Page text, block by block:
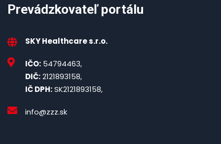
Prevádzkovateľ portálu
SKY Healthcare s.r.o.
IČO: 54794463,
DIČ:2121893158,
IČ DPH:SK2121893158,
info@zzz.sk